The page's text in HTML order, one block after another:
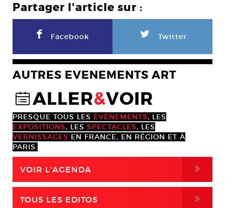
Partager l'article sur :
F Facebook L Twitter
AUTRES EVENEMENTS ART
@ALLER&VOIR
PRESQUE TOUS LES ÉVÈNEMENTS, LES
EXPOSITIONS, LES SPECTACLES, LES
VERNISSAGES EN FRANCE, EN RÉGION ET À
PARIS.
VOIR L'AGENDA ,
TOUS LES EDITOS ,